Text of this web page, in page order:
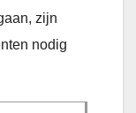
zijn
nodig